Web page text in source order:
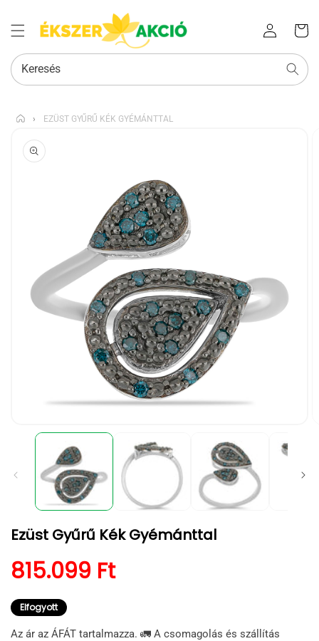
Bejelentkezés
kosara
Keresés
› EZÜST GYŰRŰ KÉK GYÉMÁNTTAL
UGRÁS A
TERMÉKADATOKRA
médiafájl
modális
párbeszédpanelen
Ezüst Gyűrű Kék Gyémánttal
Normál ár
815.099 Ft
Elfogyott
Az ár az ÁFÁT tartalmazza. 🚛 A csomagolás és szállítás